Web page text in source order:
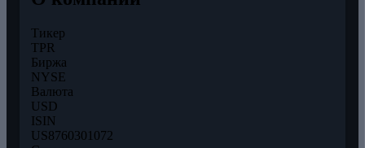
Тикер
TPR
Биржа
NYSE
Валюта
USD
ISIN
US8760301072